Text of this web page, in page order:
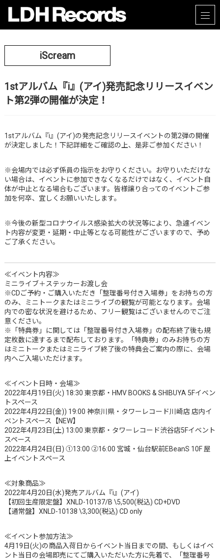
iScream
1stアルバム『i』(アイ)発売記念リリースイベン
ト第2弾の開催が決定！
1stアルバム『i』(アイ)の発売記念リリースイベントの第2弾の開催
が決定しました！下記詳細をご確認の上、是非ご参加ください！
※会場内では必ず係員の指示をお守りください。お守りいただけな
い場合は、イベントに参加できなくなるだけではなく、イベント自
体が中止となる場合もございます。皆様譲り合ってのイベントご参
加を何卒、宜しくお願いいたします。
※今後の新型コロナウイルス感染拡大の状況等により、急遽イベン
ト内容が変更・延期・中止等となる可能性がございますので、予め
ご了承ください。
≪イベント内容≫
ミニライブ＋ステッカーお渡し会
※CDご予約・ご購入いただき「整理番号付き入場券」をお持ちの方
のみ、ミニトークまたはミニライブの観覧が可能となります。会場
内での密な状況を避けるため、フリー観覧はございませんのでご注
意ください。
※「特典券」に関しては「整理番号付き入場券」の配布終了後も規
定枚数に達するまで配布しております。「特典券」のみお持ちの方
はミニトークまたはミニライブ終了後の特典会ご案内の際に、会場
内へご入場いただけます。
≪イベント日時・会場≫
2022年4月19日(火) 18:30 東京都・HMV BOOKS & SHIBUYA 5Fイベン
トスペース
2022年4月22日(金)) 19:00 神奈川県・タワーレコード川崎店 店内イ
ベントスペース【NEW】
2022年4月23日(土) 13:00 東京都・タワーレコード渋谷店5Fイベント
スペース
2022年4月24日(日) ①13:00 ②16:00 宮城・仙台駅前EBeanS 10F 屋
上イベントスペース
≪対象商品≫
2022年4月20日(水)発売アルバム『i』(アイ)
【初回生産限定盤】XNLD-10137/B \5,500(税込) CD+DVD
【通常盤】XNLD-10138 \3,300(税込) CD only
≪イベント参加方法≫
4月19日(火)の商品入荷日からイベント当日までの間、もしくはイベ
ント当日の会場即売にてご購入いただいた方に先着で、「整理番号